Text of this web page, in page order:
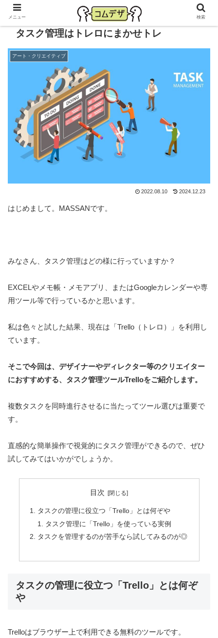
タスク管理はトレロにまかせトレ
アート・クリエイティブ
2022.08.10 2024.12.23
はじめまして。MASSANです。
みなさん、タスク管理はどの様に行っていますか？
EXCELやメモ帳・メモアプリ、またはGoogleカレンダーや専
用ツール等で行っているかと思います。
私は色々と試した結果、現在は「Trello（トレロ）」を利用し
ています。
そこで今回は、デザイナーやディレクター等のクリエイター
におすすめする、タスク管理ツールTrelloをご紹介します。
複数タスクを同時進行させるに当たってツール選びは重要で
す。
直感的な簡単操作で視覚的にタスク管理ができるので、ぜひ
試してみてはいかがでしょうか。
目次
タスクの管理に役立つ「Trello」とは何ぞや
タスク管理に「Trello」を使っている実例
タスクを管理するのが苦手なら試してみるのが◎
タスクの管理に役立つ「Trello」とは何ぞ
や
Trelloはブラウザー上で利用できる無料のツールです。
メニュー 検索